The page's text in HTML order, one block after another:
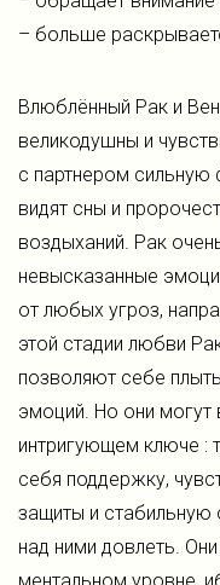
– больше
Влюблённый Рак и
великодушны и
с партнером сильную
видят сны и
воздыханий. Рак
невысказанные
от любых угроз,
этой стадии любви
позволяют себе
эмоций. Но они могут
интригующем ключе :
себя поддержку,
защиты и стабильную
над ними довлеть.